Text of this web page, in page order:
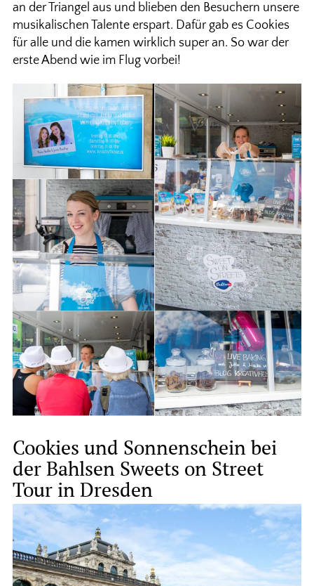
an der Triangel aus und blieben den Besuchern unsere
musikalischen Talente erspart. Dafür gab es Cookies
für alle und die kamen wirklich super an. So war der
erste Abend wie im Flug vorbei!
Cookies und Sonnenschein bei
der Bahlsen Sweets on Street
Tour in Dresden